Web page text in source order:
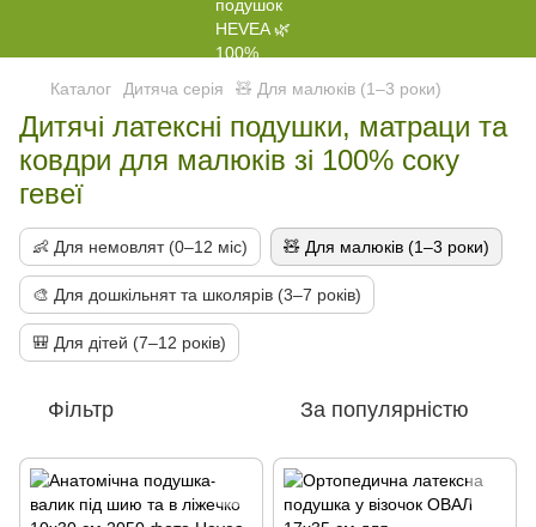
Каталог Дитяча серія 🧸 Для малюків (1–3 роки)
Дитячі латексні подушки, матраци та
ковдри для малюків зі 100% соку
гевеї
👶 Для немовлят (0–12 міс) 🧸 Для малюків (1–3 роки)
🎨 Для дошкільнят та школярів (3–7 років)
🎒 Для дітей (7–12 років)
Фільтр За популярністю